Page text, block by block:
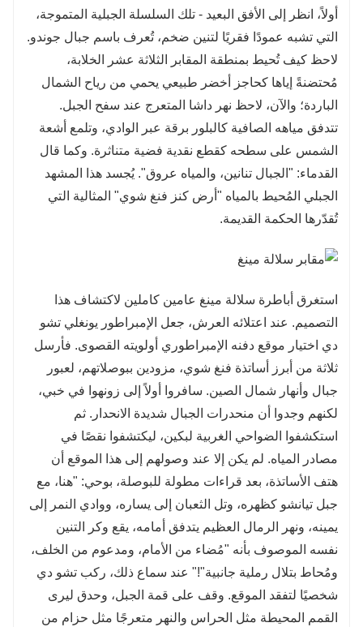
أولاً، انظر إلى الأفق البعيد - تلك السلسلة الجبلية المتموجة،
التي تشبه عمودًا فقريًا لتنين ضخم، تُعرف باسم جبال جوندو.
لاحظ كيف تُحيط بمنطقة المقابر الثلاثة عشر الخلابة،
مُحتضنةً إياها كحاجز أخضر طبيعي يحمي من رياح الشمال
الباردة؛ والآن، لاحظ نهر داشا المتعرج عند سفح الجبل.
تتدفق مياهه الصافية كالبلور برقة عبر الوادي، وتلمع أشعة
الشمس على سطحه كقطع نقدية فضية متناثرة. وكما قال
القدماء: "الجبال تنانين، والمياه عروق". يُجسد هذا المشهد
الجبلي المُحيط بالمياه "أرض كنز فنغ شوي" المثالية التي
تُقدّرها الحكمة القديمة.
استغرق أباطرة سلالة مينغ عامين كاملين لاكتشاف هذا
التصميم. عند اعتلائه العرش، جعل الإمبراطور يونغلي تشو
دي اختيار موقع دفنه الإمبراطوري أولويته القصوى. فأرسل
ثلاثة من أبرز أساتذة فنغ شوي، مزودين ببوصلاتهم، لعبور
جبال وأنهار شمال الصين. سافروا أولاً إلى زونهوا في خبي،
لكنهم وجدوا أن منحدرات الجبال شديدة الانحدار. ثم
استكشفوا الضواحي الغربية لبكين، ليكتشفوا نقصًا في
مصادر المياه. لم يكن إلا عند وصولهم إلى هذا الموقع أن
هتف الأساتذة، بعد قراءات مطولة للبوصلة، بوحي: "هنا، مع
جبل تيانشو كظهره، وتل الثعبان إلى يساره، ووادي النمر إلى
يمينه، ونهر الرمال العظيم يتدفق أمامه، يقع وكر التنين
نفسه الموصوف بأنه "مُضاء من الأمام، ومدعوم من الخلف،
ومُحاط بتلال رملية جانبية"!" عند سماع ذلك، ركب تشو دي
شخصيًا لتفقد الموقع. وقف على قمة الجبل، وحدق ليرى
القمم المحيطة مثل الحراس والنهر متعرجًا مثل حزام من